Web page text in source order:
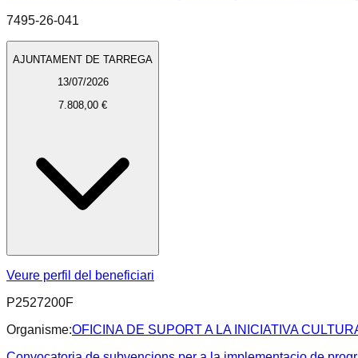
7495-26-041
AJUNTAMENT DE TARREGA
13/07/2026
7.808,00 €
Veure perfil del beneficiari
P2527200F
Organisme:OFICINA DE SUPORT A LA INICIATIVA